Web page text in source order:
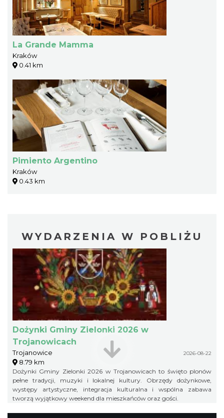
La Grande Mamma
Kraków
0.41 km
Pimiento Argentino
Kraków
0.43 km
WYDARZENIA W POBLIŻU
Dożynki Gminy Zielonki 2026 w
Trojanowicach
Trojanowice 2026-08-22
8.79 km
Dożynki Gminy Zielonki 2026 w Trojanowicach to święto plonów
pełne tradycji, muzyki i lokalnej kultury. Obrzędy dożynkowe,
występy artystyczne, integracja kulturalna i wspólna zabawa
tworzą wyjątkowy weekend dla mieszkańców oraz gości.